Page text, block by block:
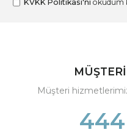
KVKK Politikası'nı okudum
Müşteri